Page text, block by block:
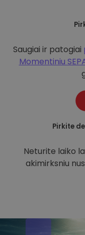
Saugiai ir patogiai
Momentiniu
Pirkite
Neturite laiko
akimirksniu